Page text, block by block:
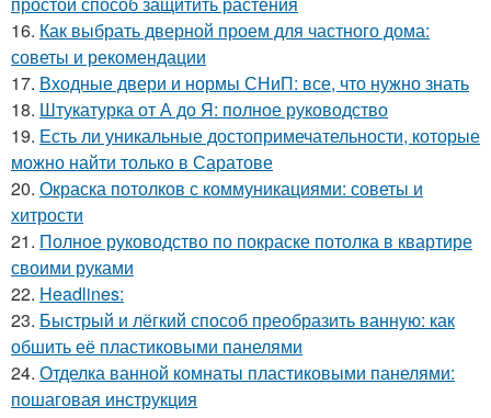
16. Как выбрать дверной проем для частного дома:
советы и рекомендации
17. Входные двери и нормы СНиП: все, что нужно знать
18. Штукатурка от А до Я: полное руководство
19. Есть ли уникальные достопримечательности, которые
можно найти только в Саратове
20. Окраска потолков с коммуникациями: советы и
хитрости
21. Полное руководство по покраске потолка в квартире
своими руками
22. Headlines:
23. Быстрый и лёгкий способ преобразить ванную: как
обшить её пластиковыми панелями
24. Отделка ванной комнаты пластиковыми панелями:
пошаговая инструкция